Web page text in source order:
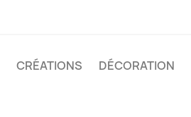
CRÉATIONS DÉCORATION